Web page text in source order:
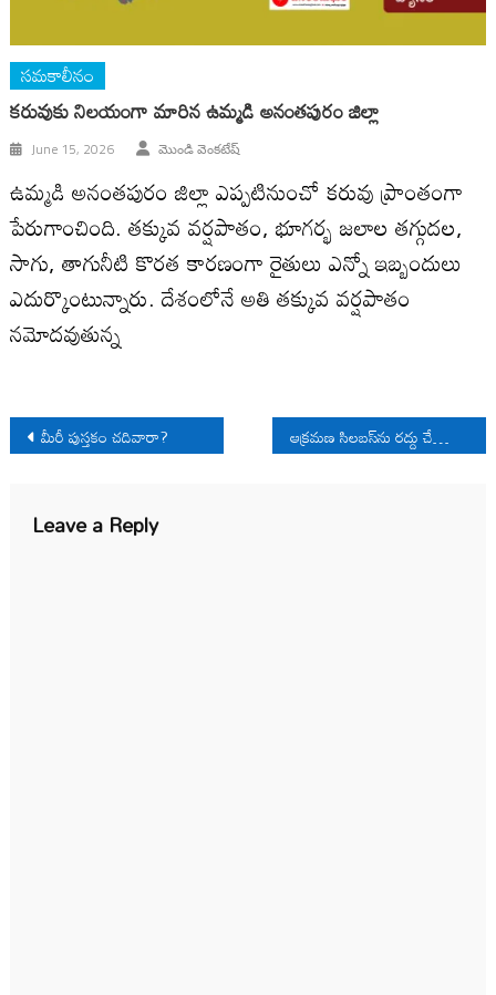
సమకాలీనం
కరువుకు నిలయంగా మారిన ఉమ్మడి అనంతపురం జిల్లా
June 15, 2026 మొండి వెంకటేష్
ఉమ్మడి అనంతపురం జిల్లా ఎప్పటినుంచో కరువు ప్రాంతంగా
పేరుగాంచింది. తక్కువ వర్షపాతం, భూగర్భ జలాల తగ్గుదల,
సాగు, తాగునీటి కొరత కారణంగా రైతులు ఎన్నో ఇబ్బందులు
ఎదుర్కొంటున్నారు. దేశంలోనే అతి తక్కువ వర్షపాతం
నమోదవుతున్న
Post
navigation
మీరీ పుస్త‌కం చ‌దివారా? ఆక్రమణ సిలబస్‌ను రద్దు చేద్దాం
Leave a Reply